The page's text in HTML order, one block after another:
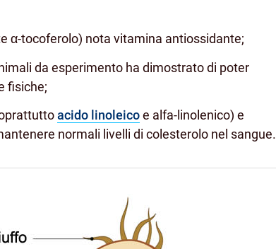
α-tocoferolo) nota vitamina antiossidante;
da esperimento ha dimostrato di poter
fisiche;
acido linoleico e alfa-linolenico) e
normali livelli di colesterolo nel sangue.